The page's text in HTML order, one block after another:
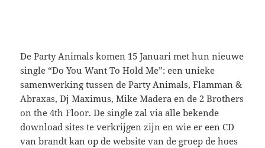
De Party Animals komen 15 Januari met hun nieuwe
single “Do You Want To Hold Me”: een unieke
samenwerking tussen de Party Animals, Flamman &
Abraxas, Dj Maximus, Mike Madera en de 2 Brothers
on the 4th Floor. De single zal via alle bekende
download sites te verkrijgen zijn en wie er een CD
van brandt kan op de website van de groep de hoes